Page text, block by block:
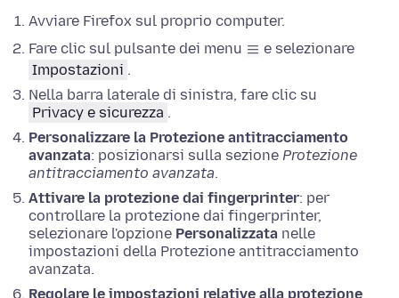
Avviare Firefox sul proprio computer.
Fare clic sul pulsante dei menu
e selezionare
Impostazioni .
Nella barra laterale di sinistra, fare clic su
Privacy e sicurezza .
Personalizzare la Protezione antitracciamento
avanzata: posizionarsi sulla sezione Protezione
antitracciamento avanzata.
Attivare la protezione dai fingerprinter: per
controllare la protezione dai fingerprinter,
selezionare l'opzione Personalizzata nelle
impostazioni della Protezione antitracciamento
avanzata.
Regolare le impostazioni relative alla protezione